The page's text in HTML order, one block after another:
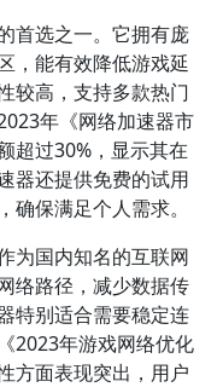
首选之一。它拥有庞
，能有效降低游戏延
较高，支持多款热门
年《网络加速器市
超过30%，显示其在
器还提供免费的试用
保满足个人需求。
为国内知名的互联网
络路径，减少数据传
特别适合需要稳定连
2023年游戏网络优化
方面表现突出，用户